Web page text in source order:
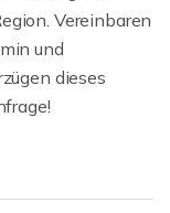
Vereinbaren
und
dieses